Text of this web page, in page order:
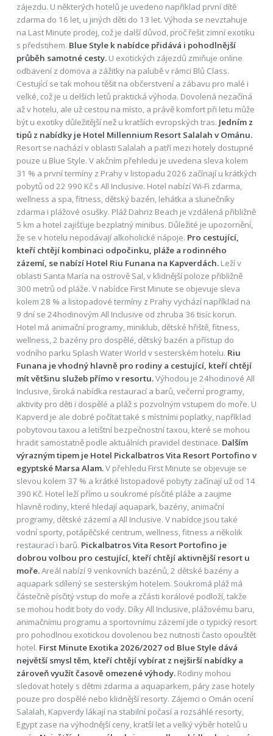
zájezdu. U některých hotelů je uvedeno například první dítě
zdarma do 16 let, u jiných děti do 13 let. Výhoda se nevztahuje
na Last Minute prodej, což je další důvod, proč řešit zimní exotiku
s předstihem. Blue Style k nabídce přidává i pohodlnější
průběh samotné cesty.U exotických zájezdů zmiňuje online
odbavení z domova a zážitky na palubě v rámci Blů Class.
Cestující se tak mohou těšit na občerstvení a zábavu pro malé i
velké, což je u delších letů praktická výhoda. Dovolená nezačíná
až v hotelu, ale už cestou na místo, a právě komfort při letu může
být u exotiky důležitější než u kratších evropských tras. Jedním z
tipů z nabídky je Hotel Millennium Resort Salalah v Ománu.
Resort se nachází v oblasti Salalah a patří mezi hotely dostupné
pouze u Blue Style. V akčním přehledu je uvedena sleva kolem
31 % a první termíny z Prahy v listopadu 2026 začínají u krátkých
pobytů od 22 990 Kč s All Inclusive. Hotel nabízí Wi-Fi zdarma,
wellness a spa, fitness, dětský bazén, lehátka a slunečníky
zdarma i plážové osušky. Pláž Dahriz Beach je vzdálená přibližně
5 km a hotel zajišťuje bezplatný minibus. Důležité je upozornění,
že se v hotelu nepodávají alkoholické nápoje. Pro cestující,
kteří chtějí kombinaci odpočinku, pláže a rodinného
zázemí, se nabízí Hotel Riu Funana na Kapverdách.Leží v
oblasti Santa María na ostrově Sal, v klidnější poloze přibližně
300 metrů od pláže. V nabídce First Minute se objevuje sleva
kolem 28 % a listopadové termíny z Prahy vychází například na
9 dní se 24hodinovým All Inclusive od zhruba 36 tisíc korun.
Hotel má animační programy, miniklub, dětské hřiště, fitness,
wellness, 2 bazény pro dospělé, dětský bazén a přístup do
vodního parku Splash Water World v sesterském hotelu. Riu
Funana je vhodný hlavně pro rodiny a cestující, kteří chtějí
mít většinu služeb přímo v resortu.Výhodou je 24hodinové All
Inclusive, široká nabídka restaurací a barů, večerní programy,
aktivity pro děti i dospělé a pláž s pozvolným vstupem do moře. U
Kapverd je ale dobré počítat také s místními poplatky, například
pobytovou taxou a letištní bezpečnostní taxou, které se mohou
hradit samostatně podle aktuálních pravidel destinace. Dalším
výrazným tipem je Hotel Pickalbatros Vita Resort Portofino v
egyptské Marsa Alam.V přehledu First Minute se objevuje se
slevou kolem 37 % a krátké listopadové pobyty začínají už od 14
390 Kč. Hotel leží přímo u soukromé písčité pláže a zaujme
hlavně rodiny, které hledají aquapark, bazény, animační
programy, dětské zázemí a All Inclusive. V nabídce jsou také
vodní sporty, potápěčské centrum, wellness, fitness a několik
restaurací i barů. Pickalbatros Vita Resort Portofino je
dobrou volbou pro cestující, kteří chtějí aktivnější resort u
moře.Areál nabízí 9 venkovních bazénů, 2 dětské bazény a
aquapark sdílený se sesterským hotelem. Soukromá pláž má
částečně písčitý vstup do moře a zčásti korálové podloží, takže
se mohou hodit boty do vody. Díky All Inclusive, plážovému baru,
animačnímu programu a sportovnímu zázemí jde o typický resort
pro pohodlnou exotickou dovolenou bez nutnosti často opouštět
hotel. First Minute Exotika 2026/2027 od Blue Style dává
největší smysl těm, kteří chtějí vybírat z nejširší nabídky a
zároveň využít časově omezené výhody.Rodiny mohou
sledovat hotely s dětmi zdarma a aquaparkem, páry zase hotely
pouze pro dospělé nebo klidnější resorty. Zájemci o Omán ocení
Salalah, Kapverdy lákají na stabilní počasí a rozsáhlé resorty,
Egypt zase na výhodnější ceny, kratší let a velký výběr hotelů u